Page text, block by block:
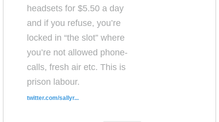
headsets for $5.50 a day
and if you refuse, you’re
locked in “the slot” where
you’re not allowed phone-
calls, fresh air etc. This is
prison labour.
twitter.com/sallyr...